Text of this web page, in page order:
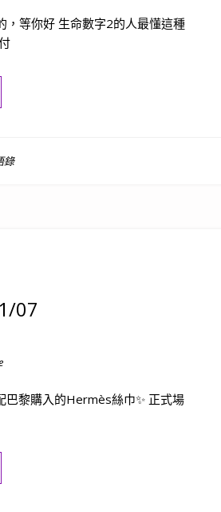
，等你好 生命數字2的人最懂這種
錄｜越糟的時候，越容易看清誰是演員。”
錄
07
黎購入的Hermès絲巾✨ 正式場
會晚宴2024/11/07”